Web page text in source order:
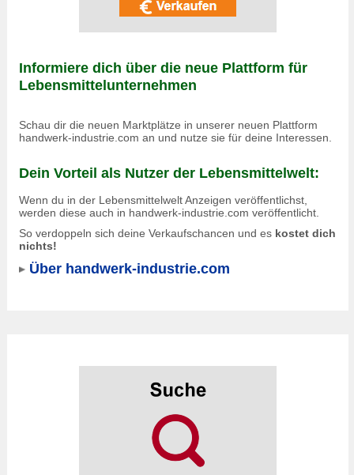
Informiere dich über die neue Plattform für
Lebensmittelunternehmen
Schau dir die neuen Marktplätze in unserer neuen Plattform
handwerk-industrie.com an und nutze sie für deine Interessen.
Dein Vorteil als Nutzer der Lebensmittelwelt:
Wenn du in der Lebensmittelwelt Anzeigen veröffentlichst,
werden diese auch in handwerk-industrie.com veröffentlicht.
So verdoppeln sich deine Verkaufschancen und es kostet dich
nichts!
Über handwerk-industrie.com